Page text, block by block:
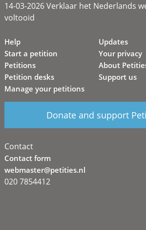
14-03-2026 Verklaar het Nederlands
voltooid
Help
Start a petition
Petitions
Petition desks
Manage your petitions
Updates
Your privacy
About
Support us
Donate and support
Contact
Contact form
webmaster@petities.nl
020 7854412